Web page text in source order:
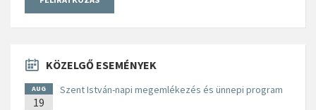
KÖZELGŐ ESEMÉNYEK
AUG
19
Szent István-napi megemlékezés és ünnepi program